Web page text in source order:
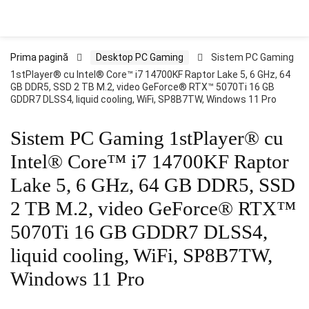
Prima pagină Desktop PC Gaming
Sistem PC Gaming
1stPlayer® cu Intel® Core™ i7 14700KF Raptor Lake 5, 6 GHz, 64
GB DDR5, SSD 2 TB M.2, video GeForce® RTX™ 5070Ti 16 GB
GDDR7 DLSS4, liquid cooling, WiFi, SP8B7TW, Windows 11 Pro
Sistem PC Gaming 1stPlayer® cu
Intel® Core™ i7 14700KF Raptor
Lake 5, 6 GHz, 64 GB DDR5, SSD
2 TB M.2, video GeForce® RTX™
5070Ti 16 GB GDDR7 DLSS4,
liquid cooling, WiFi, SP8B7TW,
Windows 11 Pro